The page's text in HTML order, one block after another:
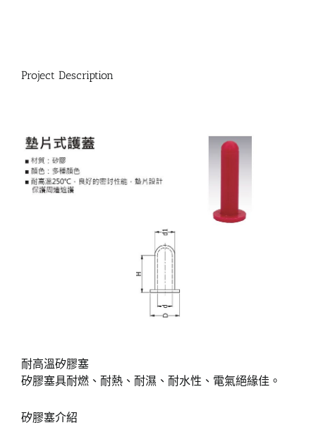
Project Description
耐高溫矽膠塞
矽膠塞具耐燃、耐熱、耐濕、耐水性、電氣絕緣佳。
矽膠塞介紹